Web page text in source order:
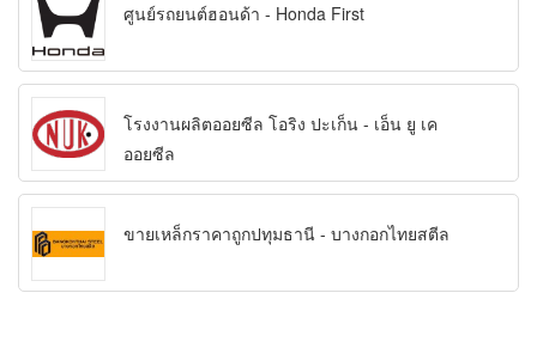
ศูนย์รถยนต์ฮอนด้า - Honda First
โรงงานผลิตออยซีล โอริง ปะเก็น - เอ็น ยู เค
ออยซีล
ขายเหล็กราคาถูกปทุมธานี - บางกอกไทยสตีล